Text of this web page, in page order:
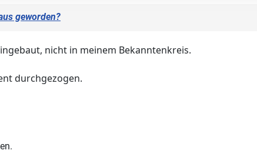
geworden?
nicht in meinem Bekanntenkreis.
durchgezogen.